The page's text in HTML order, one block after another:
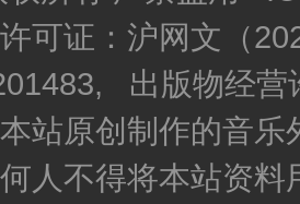
可证：沪网文（
出版物经营
站原创制作的音
人不得将本站资